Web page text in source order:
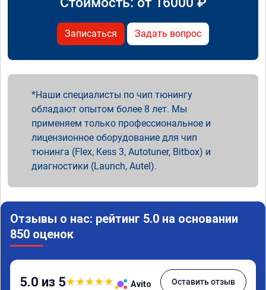
Записаться Задать вопрос
Наши специалисты по чип тюнингу
обладают опытом более 8 лет. Мы
применяем только профессиональное и
лицензионное оборудование для чип
тюнинга (Flex, Kess 3, Autotuner, Bitbox) и
диагностики (Launch, Autel).
Отзывы о нас: рейтинг 5.0 на основании
850 оценок
5.0 из 5★★★★★ Avito Оставить отзыв